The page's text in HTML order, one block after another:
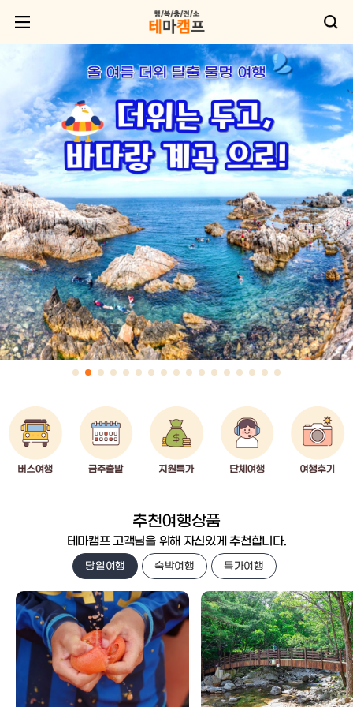
추천여행상품
테마캠프 고객님을 위해 자신있게 추천합니다.
당일여행 숙박여행 특가여행